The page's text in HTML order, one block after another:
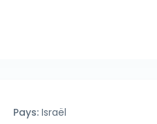
Pays:Israël